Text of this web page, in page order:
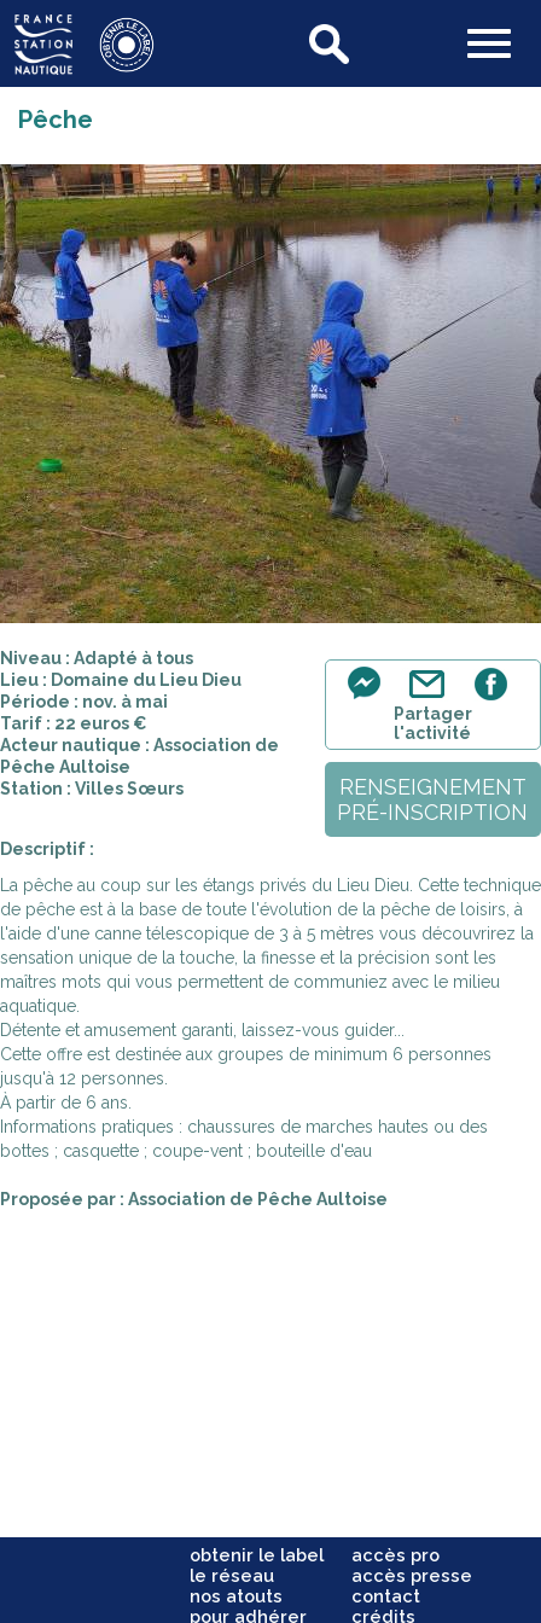
Pêche
Niveau : Adapté à tous
Lieu : Domaine du Lieu Dieu
Période : nov. à mai
Tarif : 22 euros €
Acteur nautique : Association de
Pêche Aultoise
Station : Villes Sœurs
Partager
l'activité
RENSEIGNEMENT
PRÉ-INSCRIPTION
Descriptif :
La pêche au coup sur les étangs privés du Lieu Dieu. Cette technique
de pêche est à la base de toute l'évolution de la pêche de loisirs, à
l'aide d'une canne télescopique de 3 à 5 mètres vous découvrirez la
sensation unique de la touche, la finesse et la précision sont les
maîtres mots qui vous permettent de communiez avec le milieu
aquatique.
Détente et amusement garanti, laissez-vous guider...
Cette offre est destinée aux groupes de minimum 6 personnes
jusqu'à 12 personnes.
À partir de 6 ans.
Informations pratiques : chaussures de marches hautes ou des
bottes ; casquette ; coupe-vent ; bouteille d'eau
Proposée par : Association de Pêche Aultoise
obtenir le label
le réseau
nos atouts
pour adhérer
accès pro
accès presse
contact
crédits